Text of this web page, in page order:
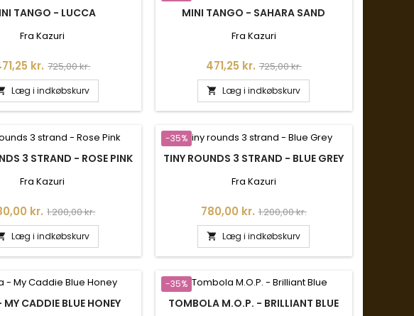
TANGO - LUCCA
Fra Kazuri
kr. Normalpris
725,00 kr.
Læg i indkøbskurv
MINI TANGO - SAHARA SAND
Fra Kazuri
Pris
471,25 kr. Normalpris
725,00 kr.
 Læg i indkøbskurv
3 STRAND - ROSE PINK
Fra Kazuri
kr. Normalpris
1.200,00 kr.
Læg i indkøbskurv
-35%
TINY ROUNDS 3 STRAND - BLUE GREY
Fra Kazuri
Pris
780,00 kr. Normalpris
1.200,00 kr.
 Læg i indkøbskurv
CADDIE BLUE HONEY
-35%
TOMBOLA M.O.P. - BRILLIANT BLUE